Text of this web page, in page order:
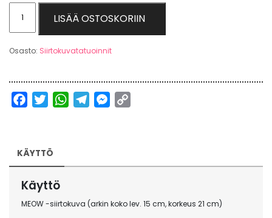
by
ElinaK
LISÄÄ OSTOSKORIIN
Osasto: Siirtokuvatatuoinnit
FacebookTwitterWhatsAppTelegramMessenger
KÄYTTÖ
Käyttö
MEOW -siirtokuva (arkin koko lev. 15 cm, korkeus 21 cm)